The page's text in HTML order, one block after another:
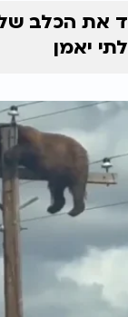
יאמן